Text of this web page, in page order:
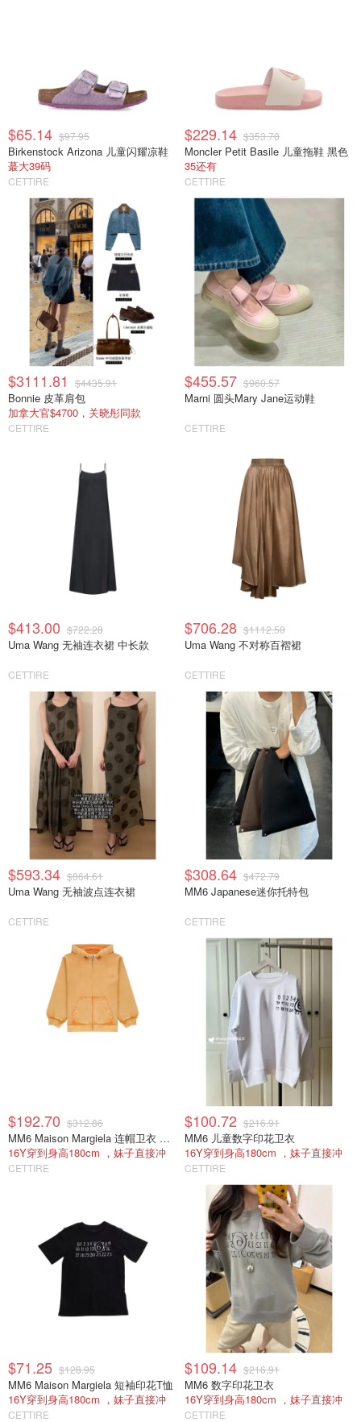
$65.14 $97.95
Birkenstock Arizona 儿童闪耀凉鞋
蕞大39码
CETTIRE
$229.14 $353.70
Moncler Petit Basile 儿童拖鞋 黑色
35还有
CETTIRE
$3111.81 $4435.91
Bonnie 皮革肩包
加拿大官$4700，关晓彤同款
CETTIRE
$455.57 $960.57
Marni 圆头Mary Jane运动鞋
CETTIRE
$413.00 $722.28
Uma Wang 无袖连衣裙 中长款
CETTIRE
$706.28 $1112.50
Uma Wang 不对称百褶裙
CETTIRE
$593.34 $864.61
Uma Wang 无袖波点连衣裙
CETTIRE
$308.64 $472.79
MM6 Japanese迷你托特包
CETTIRE
$192.70 $312.86
MM6 Maison Margiela 连帽卫衣 拉链款
16Y穿到身高180cm ，妹子直接冲
CETTIRE
$100.72 $216.91
MM6 儿童数字印花卫衣
16Y穿到身高180cm ，妹子直接冲
CETTIRE
$71.25 $128.95
MM6 Maison Margiela 短袖印花T恤
16Y穿到身高180cm ，妹子直接冲
CETTIRE
$109.14 $216.91
MM6 数字印花卫衣
16Y穿到身高180cm ，妹子直接冲
CETTIRE